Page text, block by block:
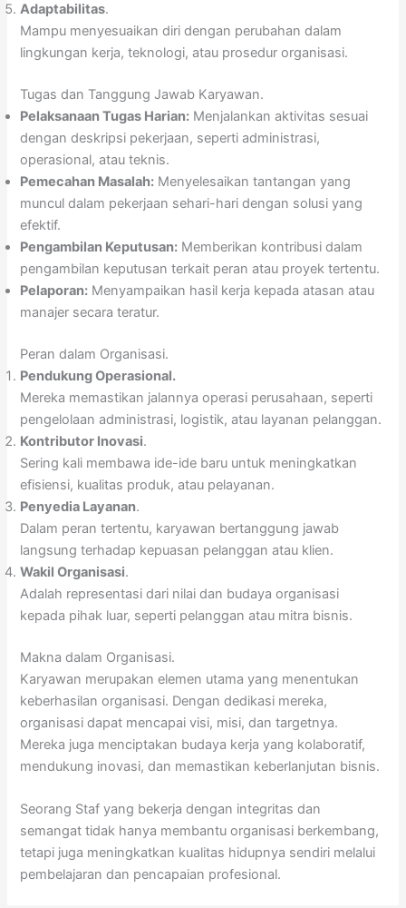
Adaptabilitas.
Mampu menyesuaikan diri dengan perubahan dalam
lingkungan kerja, teknologi, atau prosedur organisasi.
Tugas dan Tanggung Jawab Karyawan.
Pelaksanaan Tugas Harian: Menjalankan aktivitas sesuai
dengan deskripsi pekerjaan, seperti administrasi,
operasional, atau teknis.
Pemecahan Masalah: Menyelesaikan tantangan yang
muncul dalam pekerjaan sehari-hari dengan solusi yang
efektif.
Pengambilan Keputusan: Memberikan kontribusi dalam
pengambilan keputusan terkait peran atau proyek tertentu.
Pelaporan: Menyampaikan hasil kerja kepada atasan atau
manajer secara teratur.
Peran dalam Organisasi.
Pendukung Operasional.
Mereka memastikan jalannya operasi perusahaan, seperti
pengelolaan administrasi, logistik, atau layanan pelanggan.
Kontributor Inovasi.
Sering kali membawa ide-ide baru untuk meningkatkan
efisiensi, kualitas produk, atau pelayanan.
Penyedia Layanan.
Dalam peran tertentu, karyawan bertanggung jawab
langsung terhadap kepuasan pelanggan atau klien.
Wakil Organisasi.
Adalah representasi dari nilai dan budaya organisasi
kepada pihak luar, seperti pelanggan atau mitra bisnis.
Makna dalam Organisasi.
Karyawan merupakan elemen utama yang menentukan
keberhasilan organisasi. Dengan dedikasi mereka,
organisasi dapat mencapai visi, misi, dan targetnya.
Mereka juga menciptakan budaya kerja yang kolaboratif,
mendukung inovasi, dan memastikan keberlanjutan bisnis.
Seorang Staf yang bekerja dengan integritas dan
semangat tidak hanya membantu organisasi berkembang,
tetapi juga meningkatkan kualitas hidupnya sendiri melalui
pembelajaran dan pencapaian profesional.